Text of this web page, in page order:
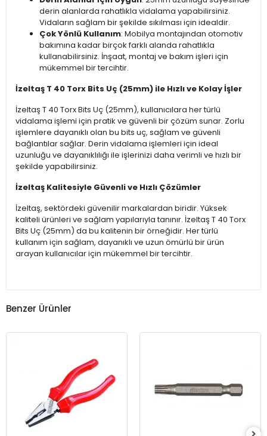
derin alanlarda rahatlıkla vidalama yapabilirsiniz.
Vidaların sağlam bir şekilde sıkılması için idealdir.
Çok Yönlü Kullanım: Mobilya montajından otomotiv
bakımına kadar birçok farklı alanda rahatlıkla
kullanabilirsiniz. İnşaat, montaj ve bakım işleri için
mükemmel bir tercihtir.
İzeltaş T 40 Torx Bits Uç (25mm) ile Hızlı ve Kolay İşler
İzeltaş T 40 Torx Bits Uç (25mm), kullanıcılara her türlü
vidalama işlemi için pratik ve güvenli bir çözüm sunar. Zorlu
işlemlere dayanıklı olan bu bits uç, sağlam ve güvenli
bağlantılar sağlar. Derin vidalama işlemleri için ideal
uzunluğu ve dayanıklılığı ile işlerinizi daha verimli ve hızlı bir
şekilde yapabilirsiniz.
İzeltaş Kalitesiyle Güvenli ve Hızlı Çözümler
İzeltaş, sektördeki güvenilir markalardan biridir. Yüksek
kaliteli ürünleri ve sağlam yapılarıyla tanınır. İzeltaş T 40 Torx
Bits Uç (25mm) da bu kalitenin bir örneğidir. Her türlü
kullanım için sağlam, dayanıklı ve uzun ömürlü bir ürün
arayan kullanıcılar için mükemmel bir tercihtir.
Benzer Ürünler